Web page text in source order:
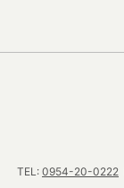
TEL: 0954-20-0222